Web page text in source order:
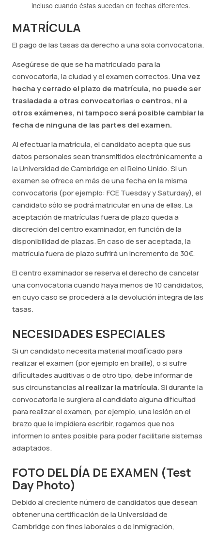
incluso cuando éstas sucedan en fechas diferentes.
MATRÍCULA
El pago de las tasas da derecho a una sola convocatoria.
Asegúrese de que se ha matriculado para la
convocatoria, la ciudad y el examen correctos. Una vez
hecha y cerrado el plazo de matrícula, no puede ser
trasladada a otras convocatorias o centros, ni a
otros exámenes, ni tampoco será posible cambiar la
fecha de ninguna de las partes del examen.
Al efectuar la matrícula, el candidato acepta que sus
datos personales sean transmitidos electrónicamente a
la Universidad de Cambridge en el Reino Unido. Si un
examen se ofrece en más de una fecha en la misma
convocatoria (por ejemplo: FCE TuesdayySaturday), el
candidato sólo se podrá matricular en una de ellas. La
aceptación de matrículas fuera de plazo queda a
discreción del centro examinador, en función de la
disponibilidad de plazas. En caso de ser aceptada, la
matrícula fuera de plazo sufrirá un incremento de 30€.
El centro examinador se reserva el derecho de cancelar
una convocatoria cuando haya menos de 10 candidatos,
en cuyo caso se procederá a la devolución íntegra de las
tasas.
NECESIDADES ESPECIALES
Si un candidato necesita material modificado para
realizar el examen (por ejemplo en braille), o si sufre
dificultades auditivas o de otro tipo, debe informar de
sus circunstanciasal realizar la matrícula. Si durante la
convocatoria le surgiera al candidato alguna dificultad
para realizar el examen, por ejemplo, una lesión en el
brazo que le impidiera escribir, rogamos que nos
informen lo antes posible para poder facilitarle sistemas
adaptados.
FOTO DEL DÍA DE EXAMEN (Test
Day Photo)
Debido al creciente número de candidatos que desean
obtener una certificación de la Universidad de
Cambridge con fines laborales o de inmigración,